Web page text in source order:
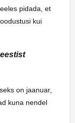
pidada, et
kui
on jaanuar,
kuna nendel